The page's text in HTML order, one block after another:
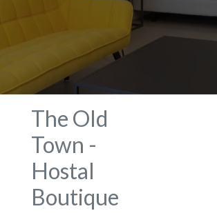
The Old
Town -
Hostal
Boutique